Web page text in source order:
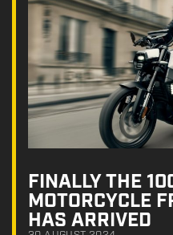
FINALLY THE
MOTORCYCLE
HAS ARRIVED